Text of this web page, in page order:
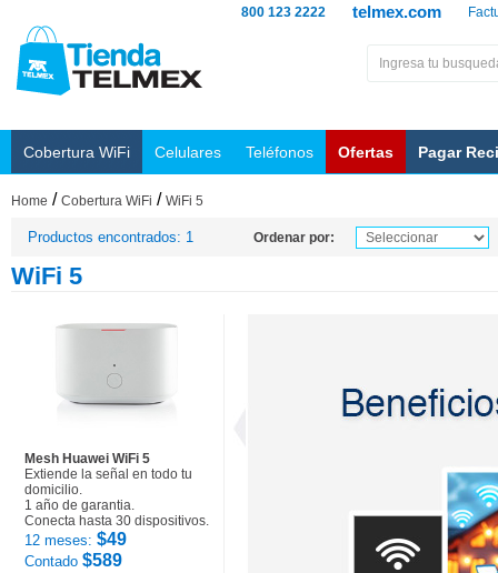
telmex.com
800 123 2222
Cobertura WiFi Celulares Teléfonos Ofertas Pagar
Home / Cobertura WiFi / WiFi 5
Productos encontrados: 1 Ordenar por:
WiFi 5
Mesh Huawei WiFi 5
Extiende la señal en todo tu
domicilio.
1 año de garantia.
Conecta hasta 30 dispositivos.
12 meses: $49
Contado $589